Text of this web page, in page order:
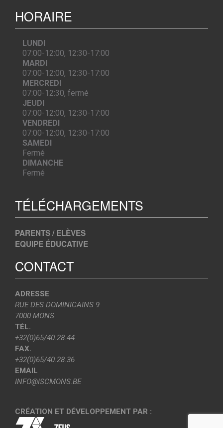
HORAIRE
LUNDI
07:00-12:00, 12:30-17:00
MARDI
07:00-12:00, 12:30-17:00
MERCREDI
07:00-12:30, fermé
JEUDI
07:00-12:00, 12:30-17:00
VENDREDI
07:00-12:00, 12:30-17:00
SAMEDI
Fermé
DIMANCHE
Fermé
TÉLÉCHARGEMENTS
PARENTS / ELÈVES
EQUIPE ÉDUCATIVE
CONTACT
ADRESSE
RUE DES DOMINICAINS 9
7000 MONS
TÉL.
+32(0)65/40.28.44
FAX.
+32(0)65/40.28.36
EMAIL
INFO@ISCMONS.BE
CRÉATION ET DÉVELOPPEMENT PAR :